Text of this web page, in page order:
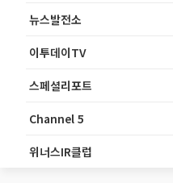
뉴스발전소
이투데이TV
스페셜리포트
Channel 5
위너스IR클럽